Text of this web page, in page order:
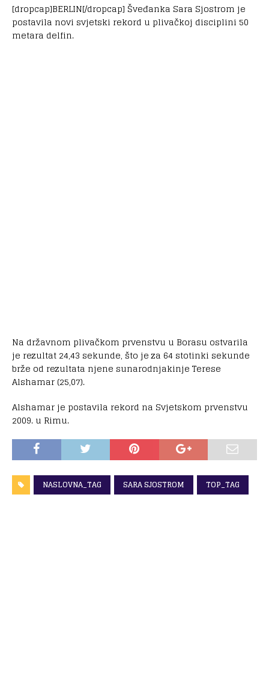
[dropcap]BERLIN[/dropcap] Šveđanka Sara Sjostrom je
postavila novi svjetski rekord u plivačkoj disciplini 50
metara delfin.
Na državnom plivačkom prvenstvu u Borasu ostvarila
je rezultat 24,43 sekunde, što je za 64 stotinki sekunde
brže od rezultata njene sunarodnjakinje Terese
Alshamar (25,07).
Alshamar je postavila rekord na Svjetskom prvenstvu
2009. u Rimu.
NASLOVNA_TAG SARA SJOSTROM TOP_TAG